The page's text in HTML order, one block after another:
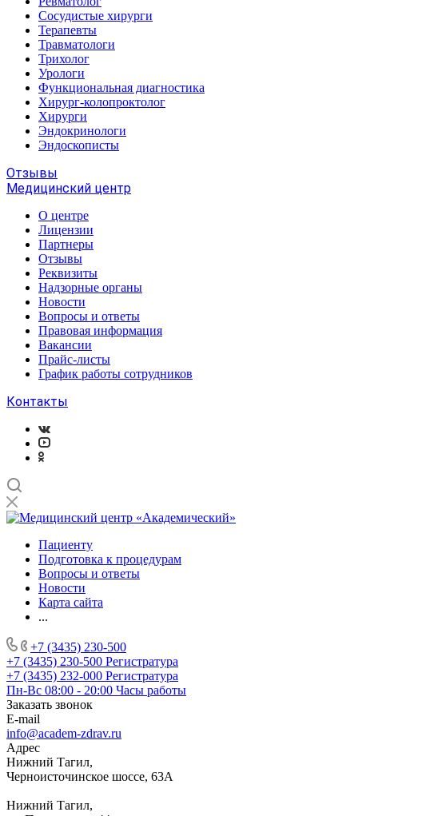
Сосудистые хирурги
Терапевты
Травматологи
Трихолог
Урологи
Функциональная диагностика
Хирург-колопроктолог
Хирурги
Эндокринологи
Эндоскописты
Отзывы
Медицинский центр
О центре
Лицензии
Партнеры
Отзывы
Реквизиты
Надзорные органы
Новости
Вопросы и ответы
Правовая информация
Вакансии
Прайс-листы
График работы сотрудников
Контакты
Пациенту
Подготовка к процедурам
Вопросы и ответы
Новости
Карта сайта
...
+7 (3435) 230-500
+7 (3435) 230-500 Регистратура
+7 (3435) 232-000 Регистратура
Пн-Вс 08:00 - 20:00 Часы работы
Заказать звонок
E-mail
info@academ-zdrav.ru
Адрес
Нижний Тагил,
Черноисточинское шоссе, 63А
Нижний Тагил,